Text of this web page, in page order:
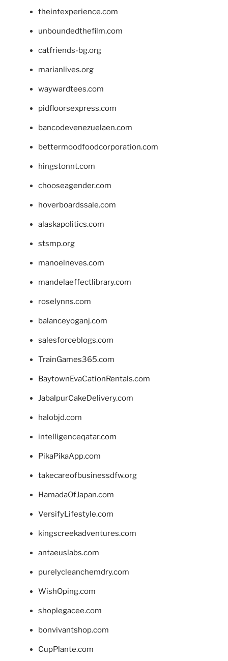
theintexperience.com
unboundedthefilm.com
catfriends-bg.org
marianlives.org
waywardtees.com
pidfloorsexpress.com
bancodevenezuelaen.com
bettermoodfoodcorporation.com
hingstonnt.com
chooseagender.com
hoverboardssale.com
alaskapolitics.com
stsmp.org
manoelneves.com
mandelaeffectlibrary.com
roselynns.com
balanceyoganj.com
salesforceblogs.com
TrainGames365.com
BaytownEvaCationRentals.com
JabalpurCakeDelivery.com
halobjd.com
intelligenceqatar.com
PikaPikaApp.com
takecareofbusinessdfw.org
HamadaOfJapan.com
VersifyLifestyle.com
kingscreekadventures.com
antaeuslabs.com
purelycleanchemdry.com
WishOping.com
shoplegacee.com
bonvivantshop.com
CupPlante.com